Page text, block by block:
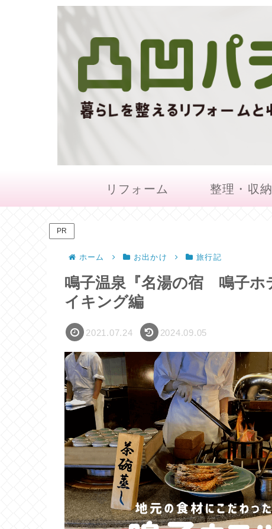
リフォーム 整理・収納
PR
ホーム お出かけ 旅行記
鳴子温泉『名湯の宿 鳴子ホ
イキング編
2021.07.24 2024.09.05